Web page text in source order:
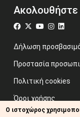
Ακολουθήστε
Δήλωση
Προστασία
Πολιτική cookies
Όροι χρήσης
Ο ιστοχώρος